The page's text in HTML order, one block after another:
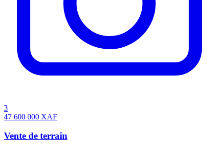
3
47 600 000 XAF
Vente de terrain